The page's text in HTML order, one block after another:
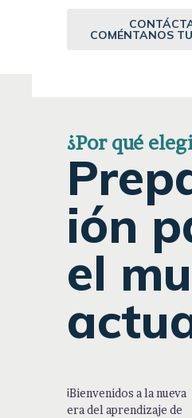
COMÉNTANOS
¿Por qué
ión
el
¡Bienvenidos a la nueva
era del aprendizaje de